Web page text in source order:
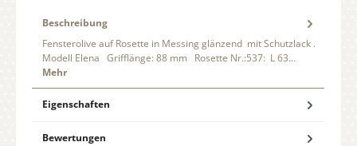
Beschreibung
Fensterolive auf Rosette in Messing glänzend mit Schutzlack .
Modell Elena Grifflänge: 88 mm Rosette Nr.:537: L 63…
Mehr
Eigenschaften
Bewertungen